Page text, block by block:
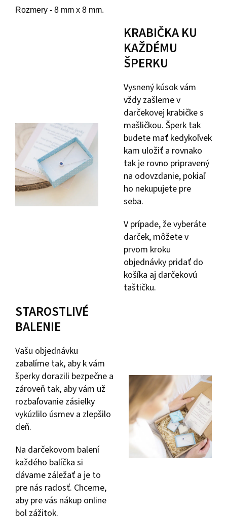
Rozmery - 8 mm x 8 mm.
KRABIČKA KU
KAŽDÉMU
ŠPERKU
Vysnený kúsok vám
vždy zašleme v
darčekovej krabičke s
mašličkou. Šperk tak
budete mať kedykoľvek
kam uložiť a rovnako
tak je rovno pripravený
na odovzdanie, pokiaľ
ho nekupujete pre
seba.
V prípade, že vyberáte
darček, môžete v
prvom kroku
objednávky pridať do
košíka aj darčekovú
taštičku.
STAROSTLIVÉ
BALENIE
Vašu objednávku
zabalíme tak, aby k vám
šperky dorazili bezpečne a
zároveň tak, aby vám už
rozbaľovanie zásielky
vykúzlilo úsmev a zlepšilo
deň.
Na darčekovom balení
každého balíčka si
dávame záležať a je to
pre nás radosť. Chceme,
aby pre vás nákup online
bol zážitok.